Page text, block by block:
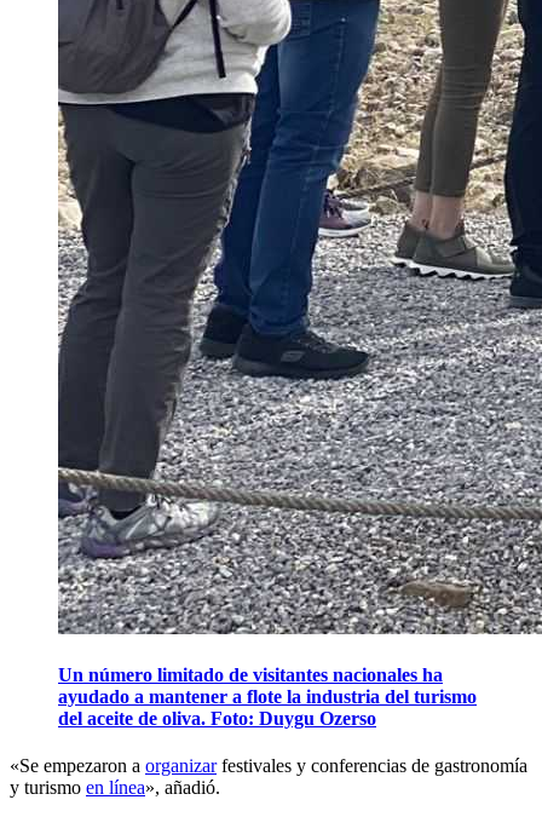
Un número limitado de visitantes nacionales ha
ayudado a mantener a flote la industria del turismo
del aceite de oliva. Foto: Duygu Ozerso
«Se empezaron a organizarfestivales y conferencias de gastronomía
y turismo en línea», añadió.